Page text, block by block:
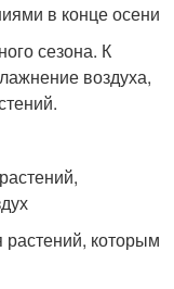
в конце осени
сезона. К
воздуха,
которым